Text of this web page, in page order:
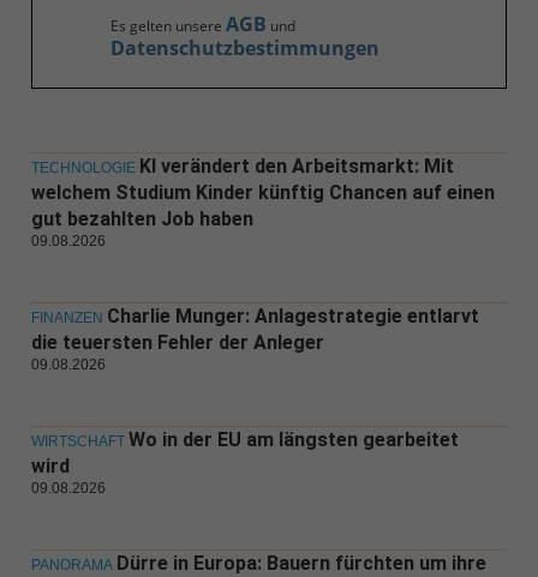
Es gelten unsere AGB und
Datenschutzbestimmungen
TECHNOLOGIE KI verändert den Arbeitsmarkt: Mit
welchem Studium Kinder künftig Chancen auf einen
gut bezahlten Job haben
09.08.2026
FINANZEN Charlie Munger: Anlagestrategie entlarvt
die teuersten Fehler der Anleger
09.08.2026
WIRTSCHAFT Wo in der EU am längsten gearbeitet
wird
09.08.2026
PANORAMA Dürre in Europa: Bauern fürchten um ihre